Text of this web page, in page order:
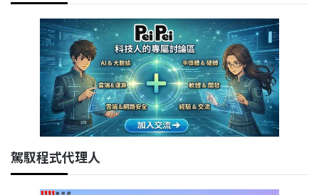
駕馭程式代理人